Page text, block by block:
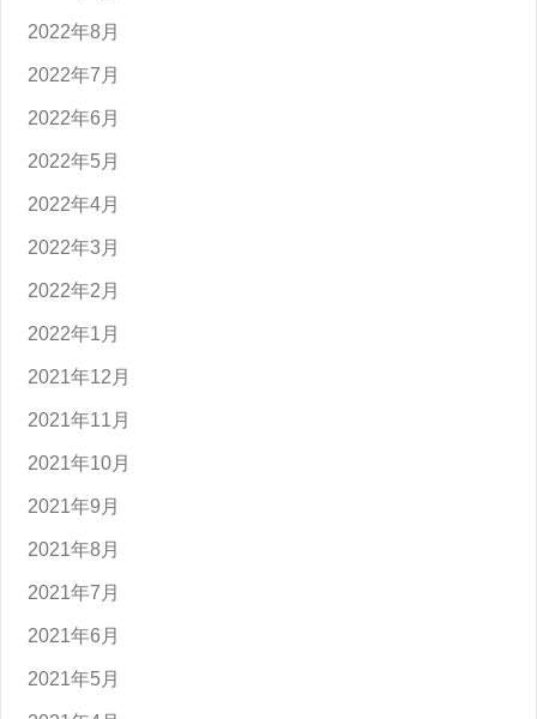
2022年8月
2022年7月
2022年6月
2022年5月
2022年4月
2022年3月
2022年2月
2022年1月
2021年12月
2021年11月
2021年10月
2021年9月
2021年8月
2021年7月
2021年6月
2021年5月